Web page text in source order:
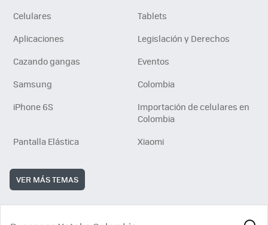
Celulares
Tablets
Aplicaciones
Legislación y Derechos
Cazando gangas
Eventos
Samsung
Colombia
iPhone 6S
Importación de celulares en
Colombia
Pantalla Elástica
Xiaomi
VER MÁS TEMAS